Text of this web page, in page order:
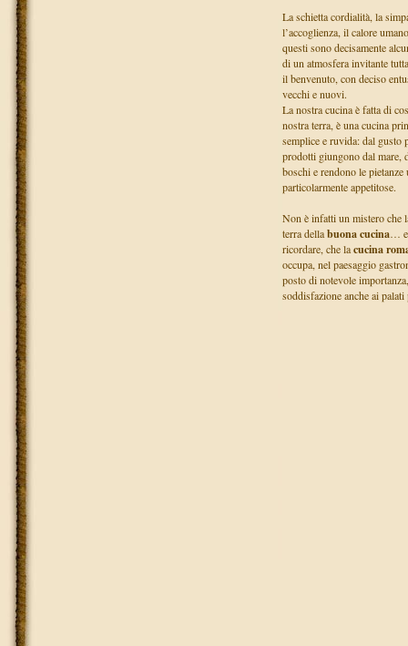
La schietta cordialità, la
l’accoglienza, il calore
questi sono decisamente
di un atmosfera invitante
il benvenuto, con deciso
vecchi e nuovi.
La nostra cucina è fatta di
nostra terra, è una cucina
semplice e ruvida: dal
prodotti giungono dal mare,
boschi e rendono le pietanze
particolarmente appetitose.
Non è infatti un mistero che
terra dellabuona cucina …
ricordare, che lacucina
occupa, nel paesaggio
posto di notevole
soddisfazione anche ai